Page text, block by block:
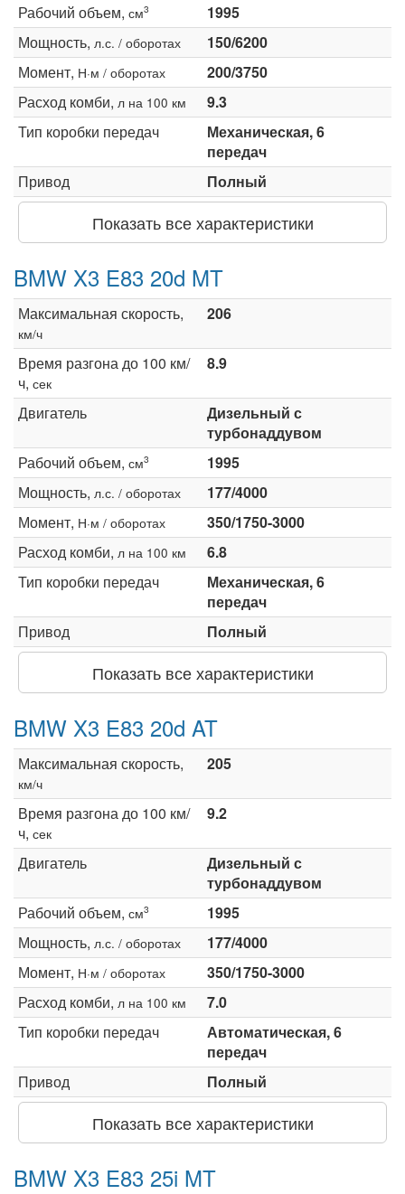
Рабочий объем, см3
1995
Мощность, л.с. / оборотах
150/6200
Момент, Н·м / оборотах
200/3750
Расход комби, л на 100 км
9.3
Тип коробки передач
Механическая, 6
передач
Привод
Полный
Показать все характеристики
BMW X3 E83 20d MT
Максимальная скорость,
км/ч
206
Время разгона до 100 км/
ч, сек
8.9
Двигатель
Дизельный с
турбонаддувом
Рабочий объем, см3
1995
Мощность, л.с. / оборотах
177/4000
Момент, Н·м / оборотах
350/1750-3000
Расход комби, л на 100 км
6.8
Тип коробки передач
Механическая, 6
передач
Привод
Полный
Показать все характеристики
BMW X3 E83 20d AT
Максимальная скорость,
км/ч
205
Время разгона до 100 км/
ч, сек
9.2
Двигатель
Дизельный с
турбонаддувом
Рабочий объем, см3
1995
Мощность, л.с. / оборотах
177/4000
Момент, Н·м / оборотах
350/1750-3000
Расход комби, л на 100 км
7.0
Тип коробки передач
Автоматическая, 6
передач
Привод
Полный
Показать все характеристики
BMW X3 E83 25i MT